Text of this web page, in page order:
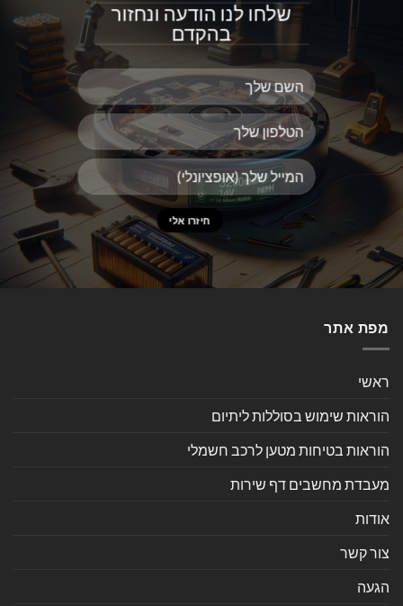
שלחו לנו הודעה ונחזור
בהקדם
מפת אתר
ראשי
הוראות שימוש בסוללות ליתיום
הוראות בטיחות מטען לרכב חשמלי
מעבדת מחשבים דף שירות
אודות
צור קשר
הגעה